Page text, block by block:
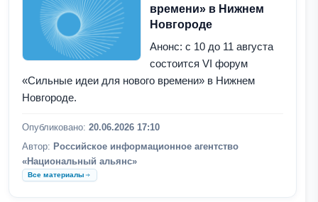
времени» в Нижнем
Новгороде
Анонс: с 10 до 11 августа
состоится VI форум
«Сильные идеи для нового времени» в Нижнем
Новгороде.
Опубликовано: 20.06.2026 17:10
Автор: Российское информационное агентство
«Национальный альянс»
Все материалы